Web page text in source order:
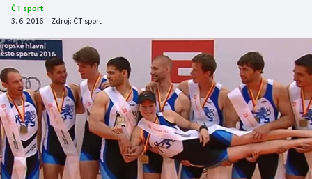
Atletika
Cyklistika
DALŠÍ SPORTY
Americký fotbal
Baseball a softbal
NEPŘEHLÉDNĚTE
Soutěže
ČT sport
3. 6. 2016 | Zdroj: ČT sport